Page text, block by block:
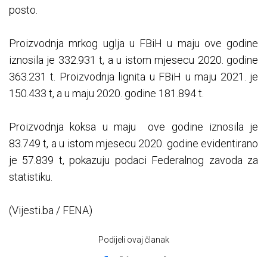
posto.
Proizvodnja mrkog uglja u FBiH u maju ove godine
iznosila je 332.931 t, a u istom mjesecu 2020. godine
363.231 t. Proizvodnja lignita u FBiH u maju 2021. je
150.433 t, a u maju 2020. godine 181.894 t.
Proizvodnja koksa u maju ove godine iznosila je
83.749 t, a u istom mjesecu 2020. godine evidentirano
je 57.839 t, pokazuju podaci Federalnog zavoda za
statistiku.
(Vijesti.ba / FENA)
Podijeli ovaj članak